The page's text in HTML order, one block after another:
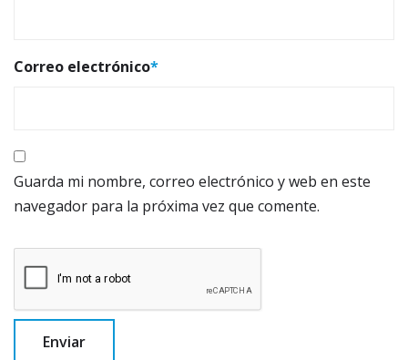
Correo electrónico*
Guarda mi nombre, correo electrónico y web en este
navegador para la próxima vez que comente.